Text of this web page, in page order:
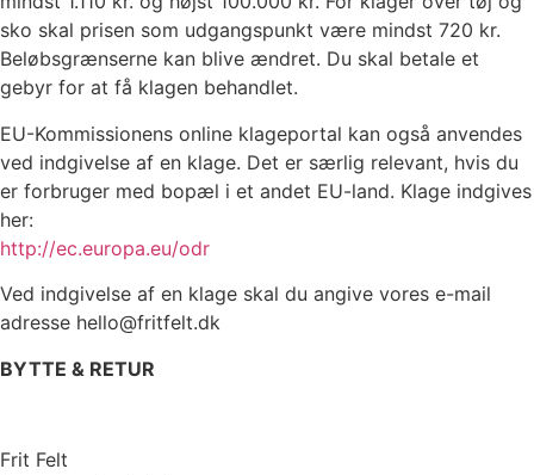
sko skal prisen som udgangspunkt være mindst 720 kr.
Beløbsgrænserne kan blive ændret. Du skal betale et
gebyr for at få klagen behandlet.
EU-Kommissionens online klageportal kan også anvendes
ved indgivelse af en klage. Det er særlig relevant, hvis du
er forbruger med bopæl i et andet EU-land. Klage indgives
her:
http://ec.europa.eu/odr
Ved indgivelse af en klage skal du angive vores e-mail
adresse hello@fritfelt.dk
BYTTE & RETUR
Frit Felt